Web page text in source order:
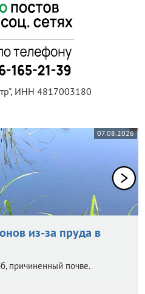
ИНН 4817003180
07.08.2026
из-за пруда в
причиненный почве.